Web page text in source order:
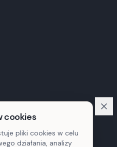
cookies
pliki cookies w celu
działania, analizy